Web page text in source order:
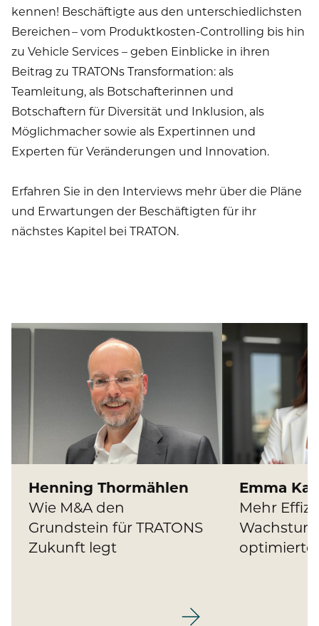
kennen! Beschäftigte aus den unterschiedlichsten
Bereichen – vom Produktkosten-Controlling bis hin
zu Vehicle Services – geben Einblicke in ihren
Beitrag zu TRATONs Transformation: als
Teamleitung, als Botschafterinnen und
Botschaftern für Diversität und Inklusion, als
Möglichmacher sowie als Expertinnen und
Experten für Veränderungen und Innovation.
Erfahren Sie in den Interviews mehr über die Pläne
und Erwartungen der Beschäftigten für ihr
nächstes Kapitel bei TRATON.
Henning Thormählen
Wie M&A den
Grundstein für TRATONS
Zukunft legt
Emma
Mehr
optimierte